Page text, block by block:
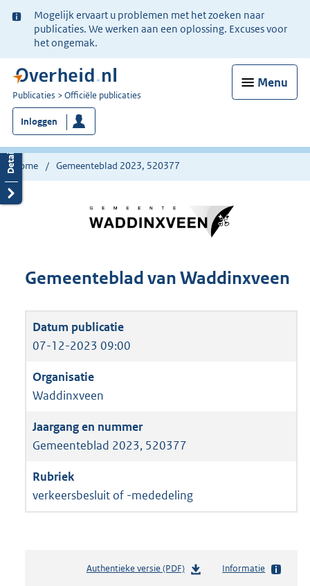
Ter
informatie:
Mogelijk ervaart u problemen met het zoeken naar
publicaties. We werken aan een oplossing. Excuses voor
het ongemak.
Menu
U
bent
nu
hier:
Publicaties Officiële publicaties
Inloggen
Home Gemeenteblad 2023, 520377
Gemeenteblad van Waddinxveen
07-12-2023 09:00
Waddinxveen
Gemeenteblad 2023, 520377
verkeersbesluit of -mededeling
Authentieke versie (PDF)b
Informatie